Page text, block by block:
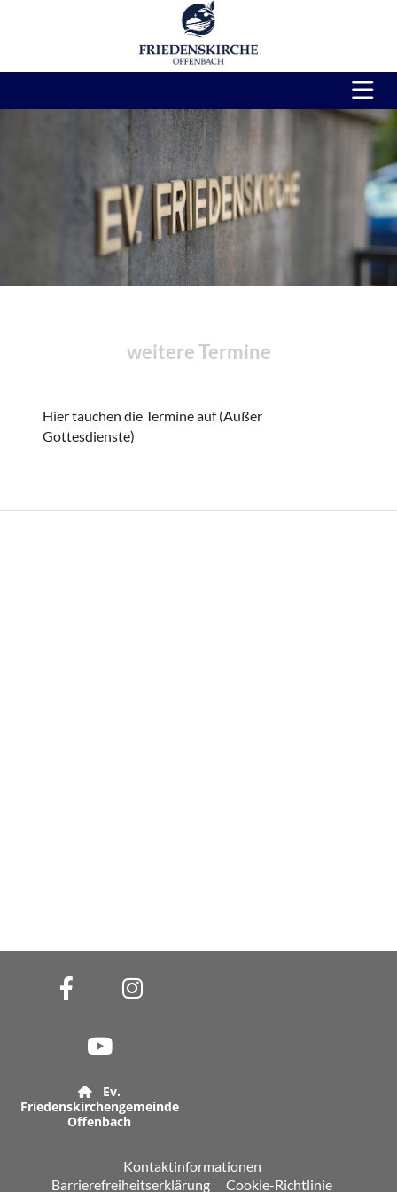
weitere Termine
Hier tauchen die Termine auf (Außer
Gottesdienste)

Ev.
Friedenskirchengemeinde
Offenbach
Kontaktinformationen
Barrierefreiheitserklärung
Cookie-Richtlinie